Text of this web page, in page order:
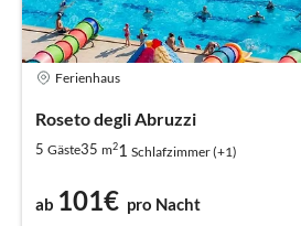
Ferienhaus
Roseto degli Abruzzi
5 Gäste35 m21 Schlafzimmer (+1)
ab 101€ pro Nacht